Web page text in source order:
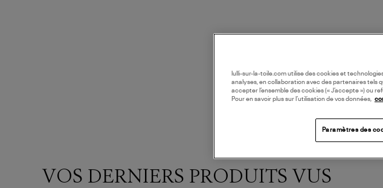
VOS DERNIERS PRODUITS VUS
lulli-sur-la-toile.com utilise des cookies et
analyses, en collaboration avec des partenaires tels
accepter l’ensemble des cookies (« J’accepte ») ou
Pour en savoir plus sur l’utilisation de vos données,
Paramètres des